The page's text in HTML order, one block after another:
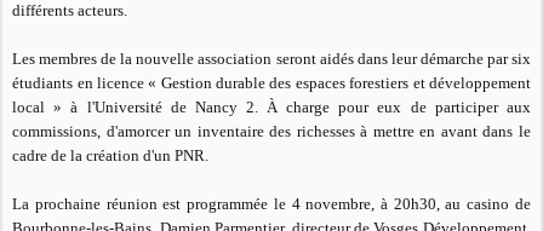
différents acteurs.
Les membres de la nouvelle association seront aidés dans leur démarche par six
étudiants en licence « Gestion durable des espaces forestiers et développement
local » à l'Université de Nancy 2. À charge pour eux de participer aux
commissions, d'amorcer un inventaire des richesses à mettre en avant dans le
cadre de la création d'un PNR.
La prochaine réunion est programmée le 4 novembre, à 20h30, au casino de